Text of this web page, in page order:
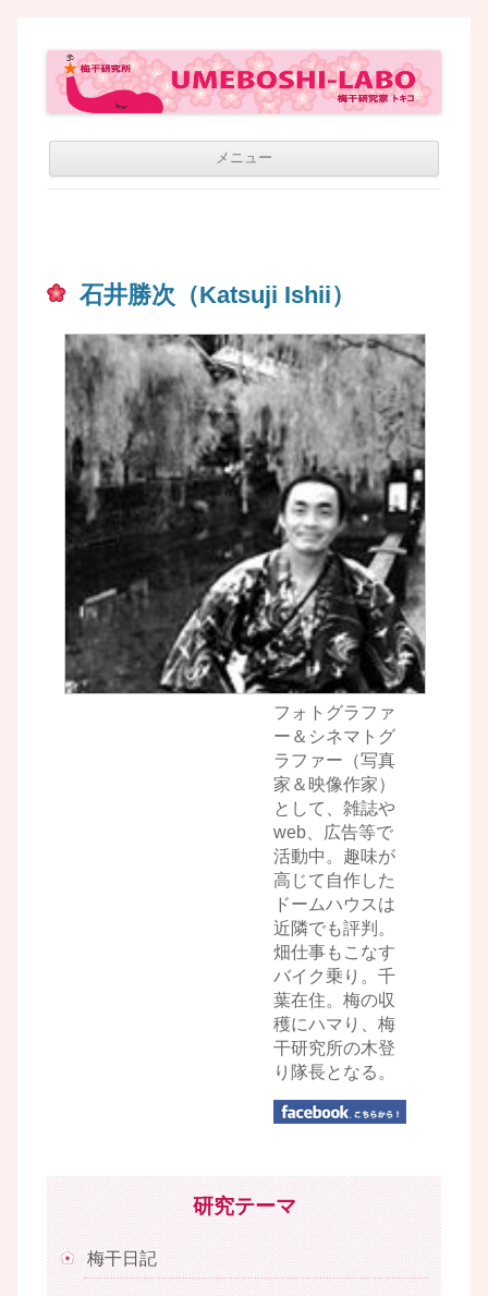
WE LOVE UMEBOSHI
メニュー
石井勝次（Katsuji Ishii）
フォトグラファ
ー＆シネマトグ
ラファー（写真
家＆映像作家）
として、雑誌や
web、広告等で
活動中。趣味が
高じて自作した
ドームハウスは
近隣でも評判。
畑仕事もこなす
バイク乗り。千
葉在住。梅の収
穫にハマり、梅
干研究所の木登
り隊長となる。
研究テーマ
梅干日記